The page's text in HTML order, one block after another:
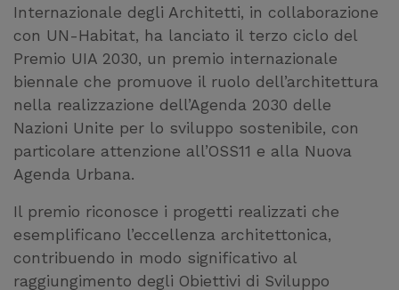
Internazionale degli Architetti, in collaborazione
con UN-Habitat, ha lanciato il terzo ciclo del
Premio UIA 2030, un premio internazionale
biennale che promuove il ruolo dell’architettura
nella realizzazione dell’Agenda 2030 delle
Nazioni Unite per lo sviluppo sostenibile, con
particolare attenzione all’OSS11 e alla Nuova
Agenda Urbana.
Il premio riconosce i progetti realizzati che
esemplificano l’eccellenza architettonica,
contribuendo in modo significativo al
raggiungimento degli Obiettivi di Sviluppo